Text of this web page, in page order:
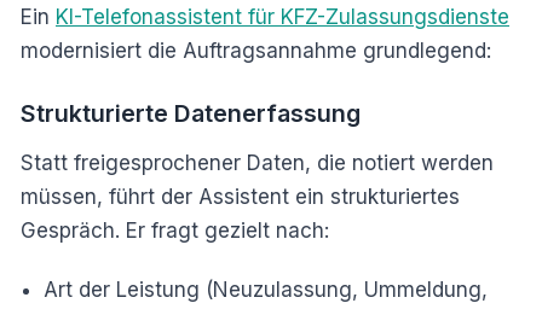
Ein KI-Telefonassistent für KFZ-Zulassungsdienste
modernisiert die Auftragsannahme grundlegend:
Strukturierte Datenerfassung
Statt freigesprochener Daten, die notiert werden
müssen, führt der Assistent ein strukturiertes
Gespräch. Er fragt gezielt nach:
Art der Leistung (Neuzulassung, Ummeldung,